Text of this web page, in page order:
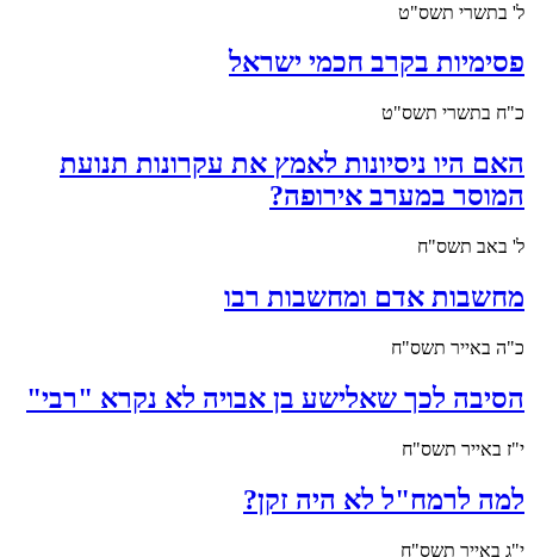
ל' בתשרי תשס"ט
פסימיות בקרב חכמי ישראל
כ"ח בתשרי תשס"ט
האם היו ניסיונות לאמץ את עקרונות תנועת
המוסר במערב אירופה?
ל' באב תשס"ח
מחשבות אדם ומחשבות רבו
כ"ה באייר תשס"ח
הסיבה לכך שאלישע בן אבויה לא נקרא "רבי"
י"ז באייר תשס"ח
למה לרמח"ל לא היה זקן?
י"ג באייר תשס"ח